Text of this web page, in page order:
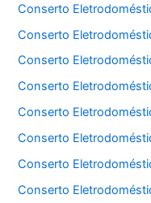
Conserto
Conserto
Conserto
Conserto
Conserto
Conserto
Conserto
Conserto